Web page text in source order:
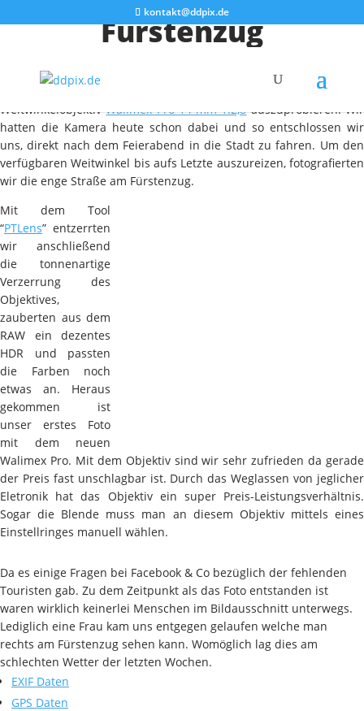
kontakt@ddpix.de
Fürstenzug
Am heutigen Abend lockerte der Himmel seit vielen Tagen mal
wieder etwas auf. Grund genug für uns, mal unser neues
WeitwinkelobjektivWalimex Pro 14 mm 1:2,8auszuprobieren. Wir
hatten die Kamera heute schon dabei und so entschlossen wir
uns, direkt nach dem Feierabend in die Stadt zu fahren. Um den
verfügbaren Weitwinkel bis aufs Letzte auszureizen, fotografierten
wir die enge Straße am Fürstenzug.
Mit dem Tool
“PTLens” entzerrten
wir anschließend
die tonnenartige
Verzerrung des
Objektives,
zauberten aus dem
RAW ein dezentes
HDR und passten
die Farben noch
etwas an. Heraus
gekommen ist
unser erstes Foto
mit dem neuen
Walimex Pro. Mit dem Objektiv sind wir sehr zufrieden da gerade
der Preis fast unschlagbar ist. Durch das Weglassen von jeglicher
Eletronik hat das Objektiv ein super Preis-Leistungsverhältnis.
Sogar die Blende muss man an diesem Objektiv mittels eines
Einstellringes manuell wählen.
Da es einige Fragen bei Facebook & Co bezüglich der fehlenden
Touristen gab. Zu dem Zeitpunkt als das Foto entstanden ist
waren wirklich keinerlei Menschen im Bildausschnitt unterwegs.
Lediglich eine Frau kam uns entgegen gelaufen welche man
rechts am Fürstenzug sehen kann. Womöglich lag dies am
schlechten Wetter der letzten Wochen.
EXIF Daten
GPS Daten